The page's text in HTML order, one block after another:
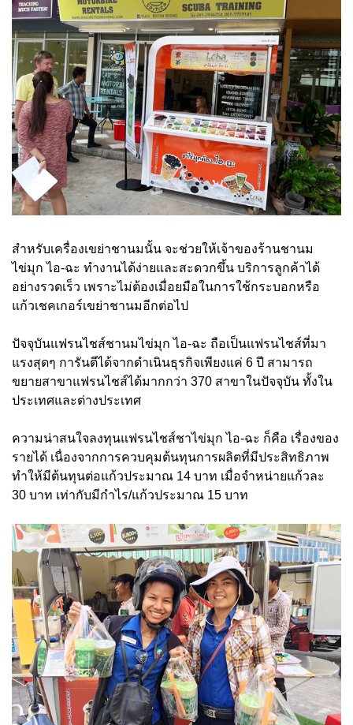
สำหรับเครื่องเขย่าชานมนั้น จะช่วยให้เจ้าของร้านชานม
ไข่มุก ไอ-ฉะ ทำงานได้ง่ายและสะดวกขึ้น บริการลูกค้าได้
อย่างรวดเร็ว เพราะไม่ต้องเมื่อยมือในการใช้กระบอกหรือ
แก้วเชคเกอร์เขย่าชานมอีกต่อไป
ปัจจุบันแฟรนไชส์ชานมไข่มุก ไอ-ฉะ ถือเป็นแฟรนไชส์ที่มา
แรงสุดๆ การันตีได้จากดำเนินธุรกิจเพียงแค่ 6 ปี สามารถ
ขยายสาขาแฟรนไชส์ได้มากกว่า 370 สาขาในปัจจุบัน ทั้งใน
ประเทศและต่างประเทศ
ความน่าสนใจลงทุนแฟรนไชส์ชาไข่มุก ไอ-ฉะ ก็คือ เรื่องของ
รายได้ เนื่องจากการควบคุมต้นทุนการผลิตที่มีประสิทธิภาพ
ทำให้มีต้นทุนต่อแก้วประมาณ 14 บาท เมื่อจำหน่ายแก้วละ
30 บาท เท่ากับมีกำไร/แก้วประมาณ 15 บาท